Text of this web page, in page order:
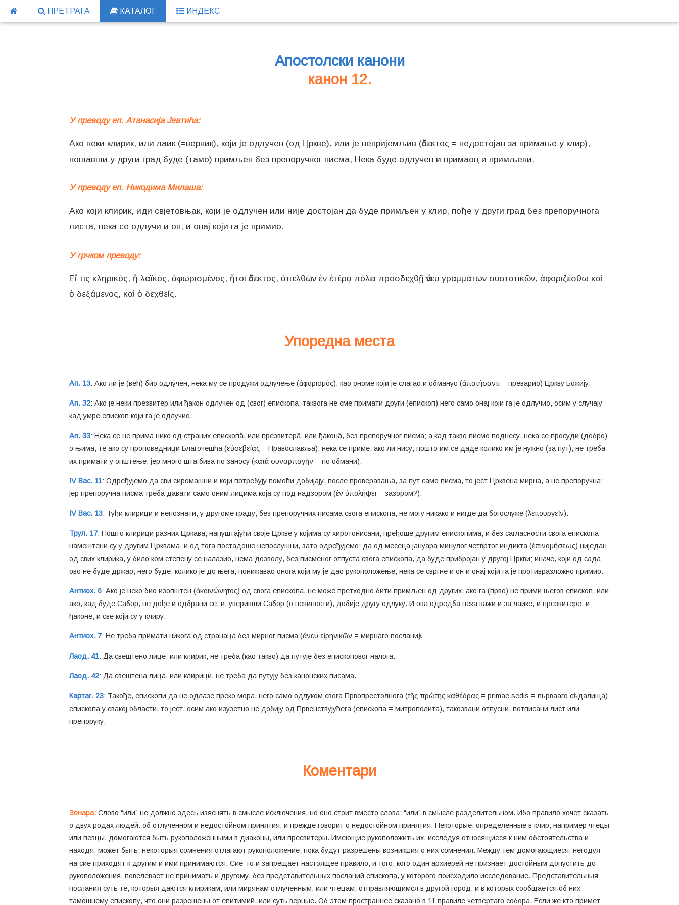
ПРЕТРАГА КАТАЛОГ ИНДЕКС
Апостолски канони
канон 12.
У преводу еп. Атанасија Јевтића:
Ако неки клирик, или лаик (=верник), који је одлучен (од Цркве), или је непријемљив (ἄδεκτoς = недостојан за примање у клир),
пошавши у други град буде (тамо) примљен без препоручног писма, Нека буде одлучен и примаоц и примљени.
У преводу еп. Никодима Милаша:
Ако који клирик, иди свјетовњак, који је одлучен или није достојан да буде примљен у клир, пође у други град без препоручнога
листа, нека се одлучи и он, и онај који га је примио.
У грчком преводу:
Εἴ τις κληρικός, ἢ λαϊκός, ἀφωρισμένος, ἤτοι ἄδεκτος, ἀπελθὼν ἐν ἑτέρᾳ πόλει προσδεχθῇ ἄνευ γραμμάτων συστατικῶν, ἀφοριζέσθω καὶ
ὁ δεξάμενος, καὶ ὁ δεχθείς.
Упоредна места
Ап. 13: Ако ли је (већ) био одлучен, нека му се продужи одлучење (ἀφορισμός), као ономе који је слагао и обмануо (ἀπατήσαντι = преварио) Цркву Божију.
Ап. 32: Ако је неки презвитер или ђакон одлучен од (свог) епископа, таквога не сме примати други (епископ) него само онај који га је одлучио, осим у случају
кад умре епископ који га је одлучио.
Ап. 33: Нека се не прима нико од страних епископâ, или презвитерâ, или ђаконâ, без препоручног писма; а кад такво писмо поднесу, нека се просуди (добро)
о њима, те ако су проповедници Благочешћа (εὐσεβείας = Православља), нека се приме; ако ли нису, пошто им се даде колико им је нужно (за пут), не треба
их примати у општење; јер много шта бива по заносу (κατὰ συναρπαγὴν = по обмани).
IV Вас. 11: Одређујемо да сви сиромашни и који потребују помоћи добијају, после проверавања, за пут само писма, то јест Црквена мирна, а не препоручна;
јер препоручна писма треба давати само оним лицима која су под надзором (ἐν ὑπολήψει = зазором?).
IV Вас. 13: Туђи клирици и непознати, у другоме граду, без препоручних писама свога епископа, не могу никако и нигде да богослуже (λειτουργεῖν).
Трул. 17: Пошто клирици разних Цркава, напуштајући своје Цркве у којима су хиротонисани, пређоше другим епископима, и без сагласности свога епископа
намештени су у другим Црквама, и од тога постадоше непослушни, зато одређујемо: да од месеца јануара минулог четвртог индикта (ἐπινομήσεως) ниједан
од свих клирика, у било ком степену се налазио, нема дозволу, без писменог отпуста свога епископа, да буде прибројан у другој Цркви; иначе, који од сада
ово не буде држао, него буде, колико је до њега, понижавао онога који му је дао рукоположење, нека се свргне и он и онај који га је противразложно примио.
Антиох. 6: Ако је неко био изопштен (ἀκοινώνητος) од свога епископа, не може претходно бити примљен од других, ако га (прво) не прими његов епископ, или
ако, кад буде Сабор, не дође и одбрани се, и, уверивши Сабор (о невиности), добије другу одлуку. И ова одредба нека важи и за лаике, и презвитере, и
ђаконе, и све који су у клиру.
Антиох. 7: Не треба примати никога од странаца без мирног писма (ἄνευ εἰρηνικῶν = мирнаго посланиѧ).
Лаод. 41: Да свештено лице, или клирик, не треба (као такво) да путује без епископовог налога.
Лаод. 42: Да свештена лица, или клирици, не треба да путују без канонских писама.
Картаг. 23: Такође, епископи да не одлазе преко мора, него само одлуком свога Првопрестолнога (τῆς πρώτης καθέδρας = primae sedis = пьрвааго сѣдалища)
епископа у свакој области, то јест, осим ако изузетно не добију од Првенствујућега (епископа = митрополита), такозвани отпусни, потписани лист или
препоруку.
Коментари
Зонара: Слово “или” не должно здесь изяснять в смысле исключения, но оно стоит вместо слова: “или” в смысле разделительном. Ибо правило хочет сказать
о двух родах людей: об отлученном и недостойном принятия; и прежде говорит о недостойном принятия. Некоторые, определенные в клир, например чтецы
или певцы, домогаются быть рукоположенными в диаконы, или пресвитеры. Имеющие рукоположить их, исследуя относящиеся к ним обстоятельства и
находя, может быть, некоторыя сомнения отлагают рукоположение, пока будут разрешены возникшия о них сомнения. Между тем домогающиеся, негодуя
на сие приходят к другим и ими принимаются. Сие-то и запрещает настоящее правило, и того, кого один архиерей не признает достойным допустить до
рукоположения, повелевает не принимать и другому, без представительных посланий епископа, у которого поисходило исследование. Представительныя
послания суть те, которыя даются клирикам, или мирянам отлученным, или чтецам, отправляющимся в другой город, и в которых сообщается об них
тамошнему епископу, что они разрешены от епитимий, или суть верные. Об этом пространнее сказано в 11 правиле четвертаго собора. Если же кто примет